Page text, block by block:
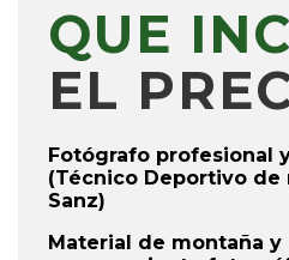
QUE
EL
Fotógrafo profesional
(Técnico Deportivo de
Sanz)
Material de montaña y